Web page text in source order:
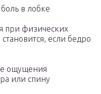
в лобке
при физических
если бедро
ощущения
или спину